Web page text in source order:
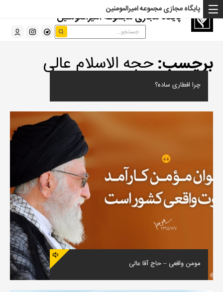
پایگاه مجازی مجموعه امیرالمومنین
پایگاه مجازی مجموعه امیرالمومنین
برچسب:حجه الاسلام عالی
چرا افطاری ساده؟
مومن واقعی – حاج آقا عالی